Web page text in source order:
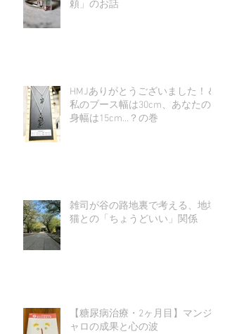
頼」のお話
HMJありがとうございました！＆
私のブース幅は30cm、あなたの
身幅は15cm…？の巻
雑司が谷の路地裏で考える、地域
猫との「ちょうどいい」関係
【糖尿病治療・2ヶ月目】マンジ
ャロの成果と心の波